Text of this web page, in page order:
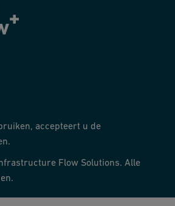
accepteert u de
Flow Solutions. Alle